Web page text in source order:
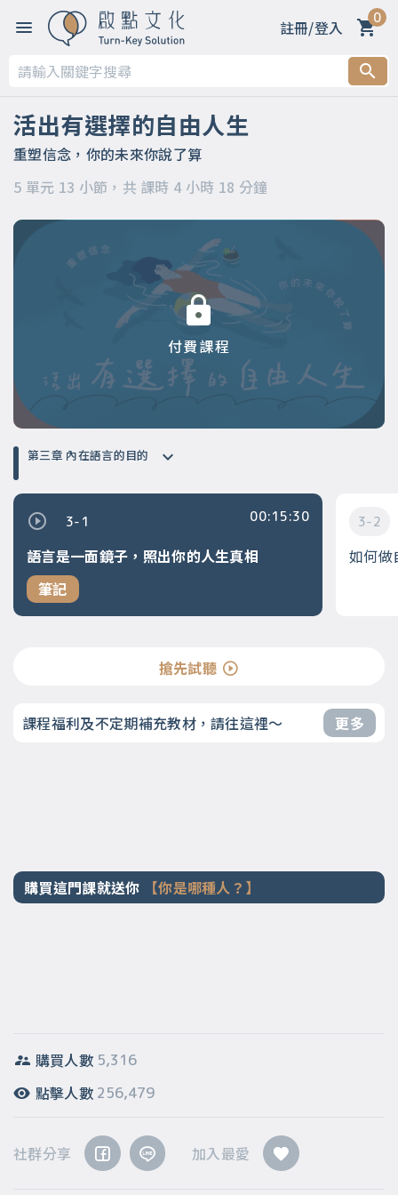
註冊/登入 0
活出有選擇的自由人生
重塑信念，你的未來你說了算
5 單元 13 小節，共 課時 4 小時 18 分鐘
付費課程
第一章 開篇～歡迎來到「命運轉運站」
第二章 內在語言的形式
第三章 內在語言的目的
第四章 重塑語言就是改造信念
第三章 內在語言的目的
3-1
語言是一面鏡子，照出你的人生真相
筆記
00:15:30 3-2
如何做
搶先試聽
課程福利及不定期補充教材，請往這裡～ 更多
購買這門課就送你 【你是哪種人？】
購買人數 5,316
點擊人數 256,479
社群分享 加入最愛